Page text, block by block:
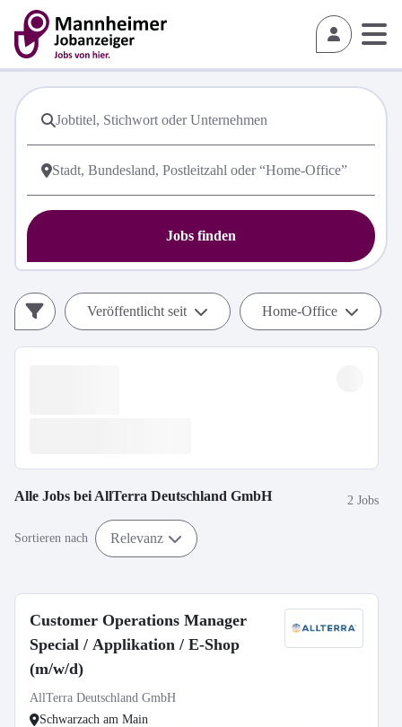
Jobs finden
Veröffentlicht seit Home-Office
Alle Jobs bei AllTerra Deutschland GmbH 2 Jobs
Sortieren nach Relevanz
Customer Operations Manager
Special / Applikation / E-Shop
(m/w/d)
AllTerra Deutschland GmbH
Schwarzach am Main